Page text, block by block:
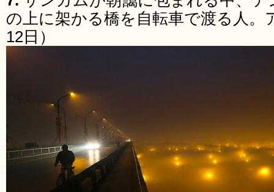
の上に架かる橋を自転車で渡る人。
12日）